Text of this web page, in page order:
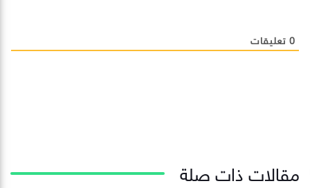
0 تعليقات
مقالات ذات صلة